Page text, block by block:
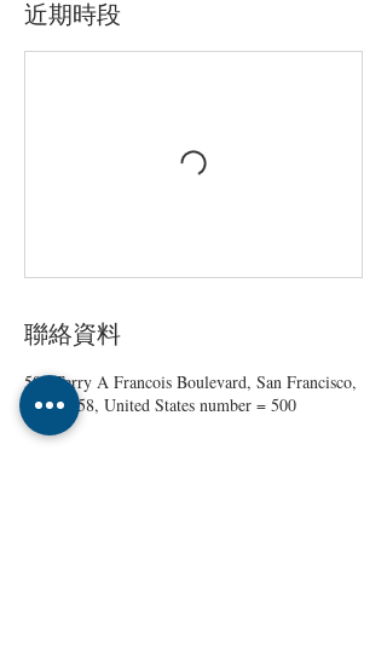
近期時段
聯絡資料
500 Terry A Francois Boulevard, San Francisco,
CA 94158, United States number = 500